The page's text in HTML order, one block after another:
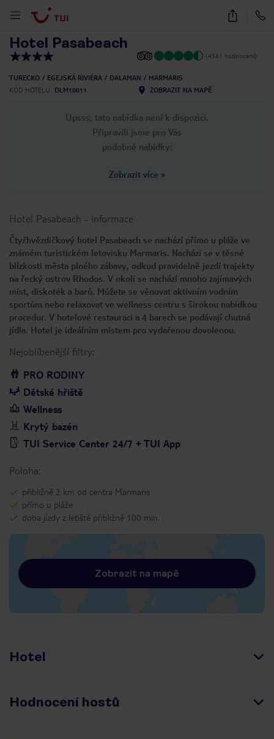
54
Hotel Pasabeach
(4381 hodnocení)
TURECKO EGEJSKÁ RIVIÉRA DALAMAN
MARMARIS
KÓD HOTELU
DLM10011 ZOBRAZIT NA MAPĚ
Upsss, tato nabídka není k dispozici.
Připravili jsme pro Vás
podobné nabídky:
Zobrazit více »
Hotel Pasabeach - informace
Čtyřhvězdičkový hotel Pasabeach se nachází přímo u pláže ve
známém turistickém letovisku Marmaris. Nachází se v těsné
blízkosti města plného zábavy, odkud pravidelně jezdí trajekty
na řecký ostrov Rhodos. V okolí se nachází mnoho zajímavých
míst, diskoték a barů. Můžete se věnovat aktivním vodním
sportům nebo relaxovat ve wellness centru s širokou nabídkou
procedur. V hotelové restauraci a 4 barech se podávají chutná
jídla. Hotel je ideálním místem pro vydařenou dovolenou.
Nejoblíbenější filtry:
PRO RODINY
Dětské hřiště
Wellness
Krytý bazén
TUI Service Center 24/7 + TUI App
Poloha:
přibližně 2 km od centra Marmaris
přímo u pláže
doba jízdy z letiště přibližně 100 min.
Zobrazit na mapě
Hotel
Hodnocení hostů